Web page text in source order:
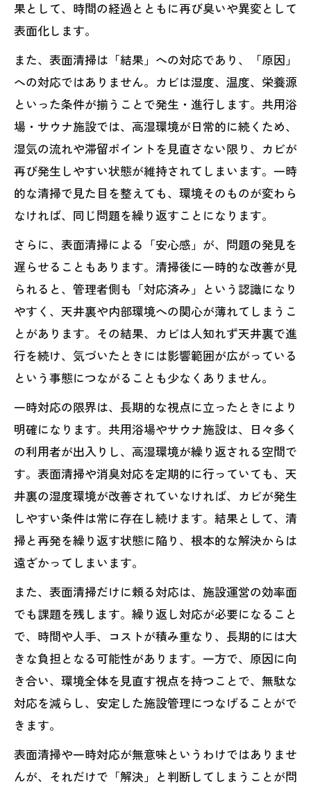
果として、時間の経過とともに再び臭いや異変として
表面化します。
また、表面清掃は「結果」への対応であり、「原因」
への対応ではありません。カビは湿度、温度、栄養源
といった条件が揃うことで発生・進行します。共用浴
場・サウナ施設では、高湿環境が日常的に続くため、
湿気の流れや滞留ポイントを見直さない限り、カビが
再び発生しやすい状態が維持されてしまいます。一時
的な清掃で見た目を整えても、環境そのものが変わら
なければ、同じ問題を繰り返すことになります。
さらに、表面清掃による「安心感」が、問題の発見を
遅らせることもあります。清掃後に一時的な改善が見
られると、管理者側も「対応済み」という認識になり
やすく、天井裏や内部環境への関心が薄れてしまうこ
とがあります。その結果、カビは人知れず天井裏で進
行を続け、気づいたときには影響範囲が広がっている
という事態につながることも少なくありません。
一時対応の限界は、長期的な視点に立ったときにより
明確になります。共用浴場やサウナ施設は、日々多く
の利用者が出入りし、高湿環境が繰り返される空間で
す。表面清掃や消臭対応を定期的に行っていても、天
井裏の湿度環境が改善されていなければ、カビが発生
しやすい条件は常に存在し続けます。結果として、清
掃と再発を繰り返す状態に陥り、根本的な解決からは
遠ざかってしまいます。
また、表面清掃だけに頼る対応は、施設運営の効率面
でも課題を残します。繰り返し対応が必要になること
で、時間や人手、コストが積み重なり、長期的には大
きな負担となる可能性があります。一方で、原因に向
き合い、環境全体を見直す視点を持つことで、無駄な
対応を減らし、安定した施設管理につなげることがで
きます。
表面清掃や一時対応が無意味というわけではありませ
んが、それだけで「解決」と判断してしまうことが問